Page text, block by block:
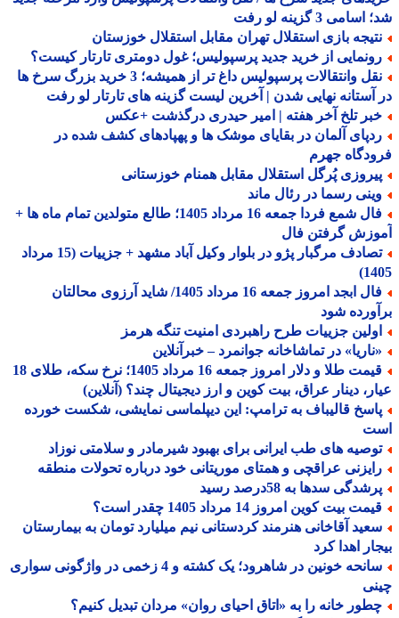
3 گزینه لو رفت
بازی استقلال تهران مقابل استقلال خوزستان
از خرید جدید پرسپولیس؛ غول دومتری تارتار کیست؟
نقل وانتقالات پرسپولیس داغ تر از همیشه؛ 3 خرید بزرگ سرخ ها
آستانه نهایی شدن | آخرین لیست گزینه های تارتار لو رفت
تلخ آخر هفته | امیر حیدری درگذشت +عکس
آلمان در بقایای موشک ها و پهپادهای کشف شده در
جهرم
پُرگل استقلال مقابل همنام خوزستانی
رسما در رئال ماند
فال شمع فردا جمعه 16 مرداد 1405؛ طالع متولدین تمام ماه ها +
گرفتن فال
تصادف مرگبار پژو در بلوار وکیل آباد مشهد + جزییات (15 مرداد
فال ابجد امروز جمعه 16 مرداد 1405/ شاید آرزوی محالتان
شود
جزییات طرح راهبردی امنیت تنگه هرمز
در تماشاخانه جوانمرد – خبرآنلاین
قیمت طلا و دلار امروز جمعه 16 مرداد 1405؛ نرخ سکه، طلای 18
دینار عراق، بیت کوین و ارز دیجیتال چند؟ (آنلاین)
قالیباف به ترامپ: این دیپلماسی نمایشی، شکست خورده
های طب ایرانی برای بهبود شیرمادر و سلامتی نوزاد
عراقچی و همتای موریتانی خود درباره تحولات منطقه
سدها به 58درصد رسید
بیت کوین امروز 14 مرداد 1405 چقدر است؟
آقاخانی هنرمند کردستانی نیم میلیارد تومان به بیمارستان
اهدا کرد
سانحه خونین در شاهرود؛ یک کشته و 4 زخمی در واژگونی سواری
خانه را به «اتاق احیای روان» مردان تبدیل کنیم؟